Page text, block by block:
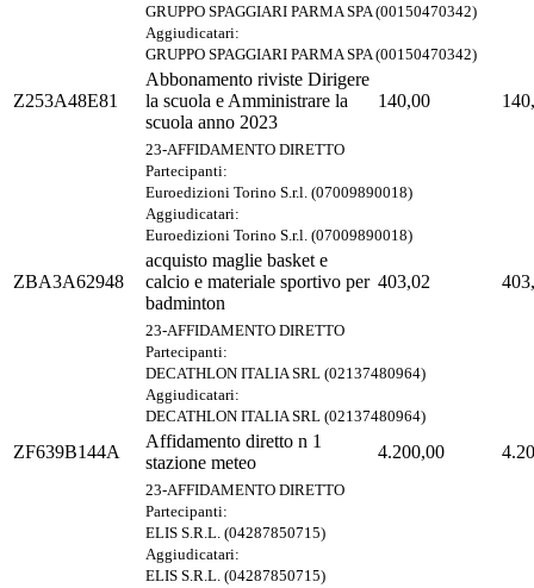
GRUPPO SPAGGIARI PARMA SPA (00150470342)
Aggiudicatari:
GRUPPO SPAGGIARI PARMA SPA (00150470342)
Z253A48E81
Abbonamento riviste Dirigere
la scuola e Amministrare la
scuola anno 2023
140,00
23-AFFIDAMENTO DIRETTO
Partecipanti:
Euroedizioni Torino S.r.l. (07009890018)
Aggiudicatari:
Euroedizioni Torino S.r.l. (07009890018)
ZBA3A62948
acquisto maglie basket e
calcio e materiale sportivo per
badminton
403,02
23-AFFIDAMENTO DIRETTO
Partecipanti:
DECATHLON ITALIA SRL (02137480964)
Aggiudicatari:
DECATHLON ITALIA SRL (02137480964)
ZF639B144A
Affidamento diretto n 1
stazione meteo
4.200,00
23-AFFIDAMENTO DIRETTO
Partecipanti:
ELIS S.R.L. (04287850715)
Aggiudicatari:
ELIS S.R.L. (04287850715)